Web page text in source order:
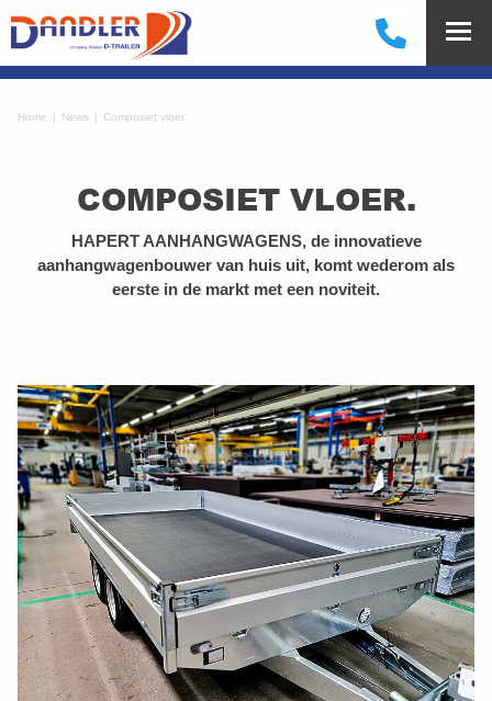
Home News Composiet vloer.
COMPOSIET VLOER.
HAPERT AANHANGWAGENS, de innovatieve
aanhangwagenbouwer van huis uit, komt wederom als
eerste in de markt met een noviteit.